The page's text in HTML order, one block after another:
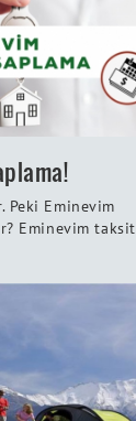
Peki Eminevim
Eminevim taksit